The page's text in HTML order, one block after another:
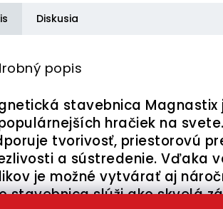
Diskusia
popis
stavebnica Magnastix
hračiek na
tvorivosť, priestorovú
a sústredenie. Vďaka
je možné vytvárať aj
stavebnica slúži ako skvelá